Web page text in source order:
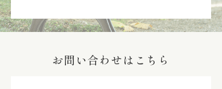
お問い合わせはこちら